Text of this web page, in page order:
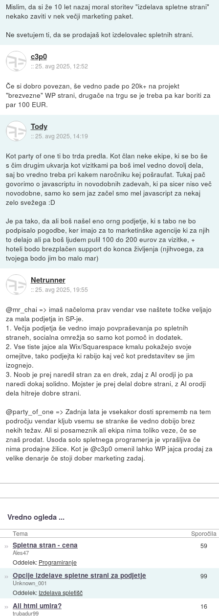
Mislim, da si že 10 let nazaj moral storitev "izdelava spletne strani"
nekako zaviti v nek večji marketing paket.
Ne svetujem ti, da se prodajaš kot izdelovalec spletnih strani.
c3p0
::25. avg 2025, 12:52
Če si dobro povezan, še vedno pade po 20k+ na projekt
"brezvezne" WP strani, drugače na trgu se je treba pa kar boriti za
par 100 EUR.
Tody
::25. avg 2025, 14:19
Kot party of one ti bo trda predla. Kot član neke ekipe, ki se bo še
s čim drugim ukvarja kot vizitkami pa boš imel vedno dovolj dela,
saj bo vredno treba pri kakem naročniku kej pošraufat. Tukaj pač
govorimo o javascriptu in novodobnih zadevah, ki pa sicer niso več
novodobne, samo ko sem jaz začel smo mel javascript za nekaj
zelo svežega :D
Je pa tako, da ali boš našel eno orng podjetje, ki s tabo ne bo
podpisalo pogodbe, ker imajo za to marketinške agencije ki za njih
to delajo ali pa boš ljudem pulil 100 do 200 eurov za vizitke, +
hoteli bodo brezplačen support do konca življenja (njihvoega, za
tvojega bodo jim bo malo mar)
Netrunner
::25. avg 2025, 19:55
@mr_chai => imaš načeloma prav vendar vse naštete točke veljajo
za mala podjetja in SP-je.
1. Večja podjetja še vedno imajo povpraševanja po spletnih
straneh, socialna omrežja so samo kot pomoč in dodatek.
2. Vse tiste jajce ala Wix/Squarespace kmalu pokažejo svoje
omejitve, tako podjejta ki rabijo kaj več kot predstavitev se jim
izognejo.
3. Noob je prej naredil stran za en drek, zdaj z AI orodji jo pa
naredi dokaj solidno. Mojster je prej delal dobre strani, z AI orodji
dela hitreje dobre strani.
@party_of_one => Zadnja lata je vsekakor dosti sprememb na tem
področju vendar kljub vsemu se stranke še vedno dobijo brez
nekih težav. Ali si posameznik ali ekipa nima toliko veze, če se
znaš prodat. Usoda solo spletnega programerja je vprašljiva če
nima prodajne žilice. Kot je @c3p0 omenil lahko WP jajca prodaj za
velike denarje če stoji dober marketing zadaj.
Vredno ogleda ...
Tema Sporočila
» Spletna stran - cena
Ales47
Oddelek: Programiranje
59
» Opcije izdelave spletne strani za podjetje
Unknown_001
Oddelek: Izdelava spletišč
99
» Ali html umira?
trubadur99
16